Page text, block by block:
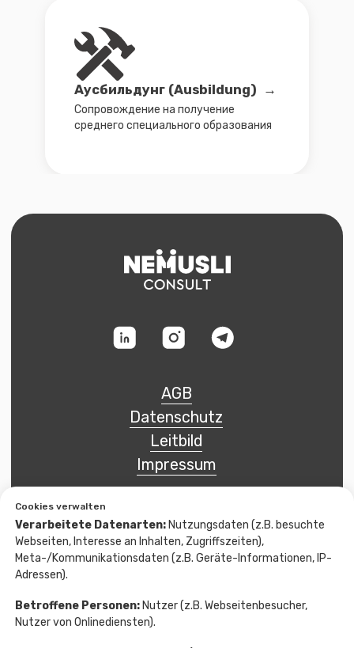
Cookies verwalten
Verarbeitete Datenarten:Nutzungsdaten (z.B. besuchte
Webseiten, Interesse an Inhalten, Zugriffszeiten),
Meta-/Kommunikationsdaten (z.B. Geräte-Informationen, IP-
Adressen).
Betroffene Personen:Nutzer (z.B. Webseitenbesucher,
Nutzer von Onlinediensten).